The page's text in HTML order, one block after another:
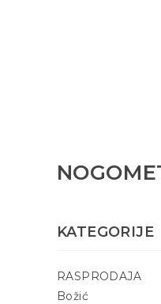
KATEGORIJE
RASPRODAJA
Božić